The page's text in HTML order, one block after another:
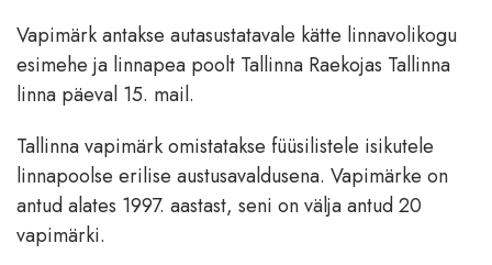
Vapimärk antakse autasustatavale kätte linnavolikogu
esimehe ja linnapea poolt Tallinna Raekojas Tallinna
linna päeval 15. mail.
Tallinna vapimärk omistatakse füüsilistele isikutele
linnapoolse erilise austusavaldusena. Vapimärke on
antud alates 1997. aastast, seni on välja antud 20
vapimärki.